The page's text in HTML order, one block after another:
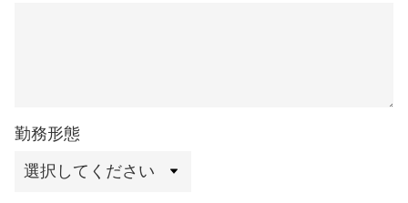
勤務形態